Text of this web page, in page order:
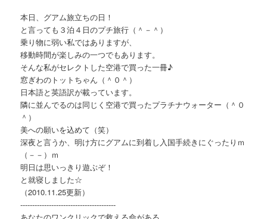
本日、グアム旅立ちの日！
と言っても３泊４日のプチ旅行（＾－＾）
乗り物に弱い私ではありますが、
移動時間が楽しみの一つでもあります。
そんな私がセレクトした空港で買った一冊♪
窓ぎわのトットちゃん（＾０＾）
日本語と英語訳が載っています。
隣に並んでるのは同じく空港で買ったプラチナウォーター（＾０
＾）
美への願いを込めて（笑）
深夜と言うか、明け方にグアムに到着し入国手続きにぐったりｍ
（－－）ｍ
明日は思いっきり遊ぶぞ！
と就寝しました☆
（2010.11.25更新）
----------------------------------------